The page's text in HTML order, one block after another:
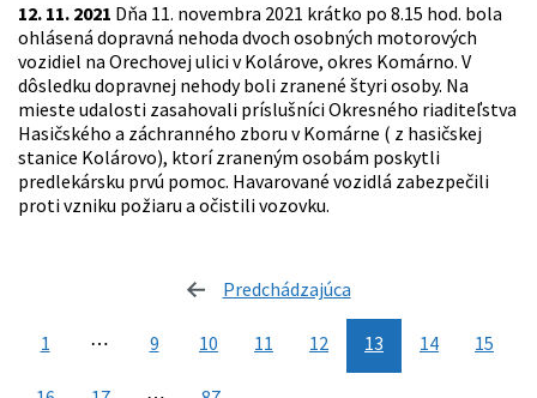
12. 11. 2021 Dňa 11. novembra 2021 krátko po 8.15 hod. bola
ohlásená dopravná nehoda dvoch osobných motorových
vozidiel na Orechovej ulici v Kolárove, okres Komárno. V
dôsledku dopravnej nehody boli zranené štyri osoby. Na
mieste udalosti zasahovali príslušníci Okresného riaditeľstva
Hasičského a záchranného zboru v Komárne ( z hasičskej
stanice Kolárovo), ktorí zraneným osobám poskytli
predlekársku prvú pomoc. Havarované vozidlá zabezpečili
proti vzniku požiaru a očistili vozovku.
Predchádzajúca
1 ⋯ 9 10 11 12 13 14 15